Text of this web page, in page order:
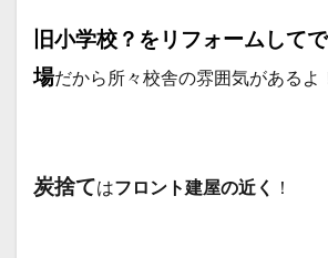
旧小学校？をリフォームして
場だから所々校舎の雰囲気があるよ
炭捨てはフロント建屋の近く ！